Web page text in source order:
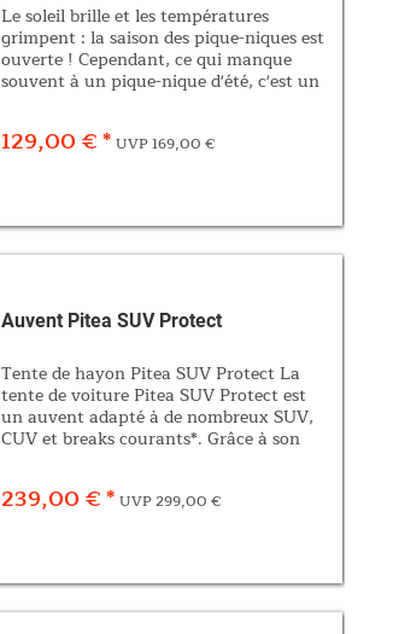
Le soleil brille et les températures
grimpent : la saison des pique-niques est
ouverte ! Cependant, ce qui manque
souvent à un pique-nique d'été, c'est un
129,00 € * UVP 169,00 €
Auvent Pitea SUV Protect
Tente de hayon Pitea SUV Protect La
tente de voiture Pitea SUV Protect est
un auvent adapté à de nombreux SUV,
CUV et breaks courants*. Grâce à son
agrandit ainsi...
239,00 € * UVP 299,00 €